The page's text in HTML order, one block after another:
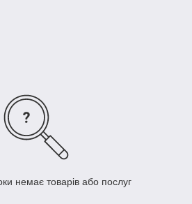
немає товарів або послуг